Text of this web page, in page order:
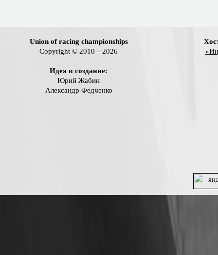
Union of racing championships
Copyright © 2010—2026
Идея и создание:
Юрий Жабин
Александр Федченко